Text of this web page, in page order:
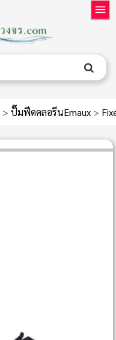
> ปั๊มฟีดคลอรีนEmaux >